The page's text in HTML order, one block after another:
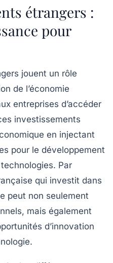
étrangers :
pour
jouent un rôle
de l’économie
entreprises d’accéder
investissements
en injectant
pour le développement
Par
qui investit dans
peut non seulement
, mais également
d’innovation
.